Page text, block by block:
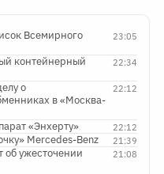
23:05
Всемирного
22:34
контейнерный
22:12
о
в «Москва-
22:12
«Энхерту»
21:39
Mercedes-Benz
21:08
об ужесточении